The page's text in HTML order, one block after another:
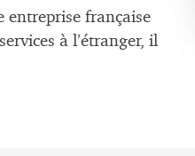
entreprise française
à l’étranger, il